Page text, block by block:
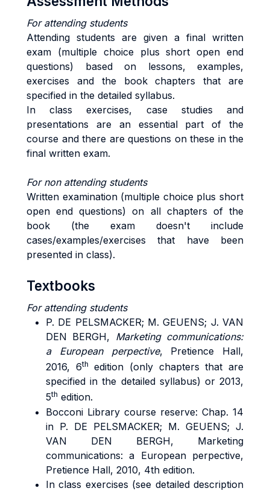
For attending students
Attending students are given a final written
exam (multiple choice plus short open end
questions) based on lessons, examples,
exercises and the book chapters that are
specified in the detailed syllabus.
In class exercises, case studies and
presentations are an essential part of the
course and there are questions on these in the
final written exam.
For non attending students
Written examination (multiple choice plus short
open end questions) on all chapters of the
book (the exam doesn't include
cases/examples/exercises that have been
presented in class).
Textbooks
For attending students
P. DE PELSMACKER; M. GEUENS; J. VAN
DEN BERGH, Marketing communications:
a European perpective, Pretience Hall,
2016, 6th edition (only chapters that are
specified in the detailed syllabus) or 2013,
5th edition.
Bocconi Library course reserve: Chap. 14
in P. DE PELSMACKER; M. GEUENS; J.
VAN DEN BERGH, Marketing
communications: a European perpective,
Pretience Hall, 2010, 4th edition.
In class exercises (see detailed description